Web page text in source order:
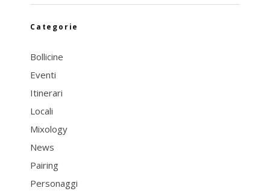
Categorie
Bollicine
Eventi
Itinerari
Locali
Mixology
News
Pairing
Personaggi